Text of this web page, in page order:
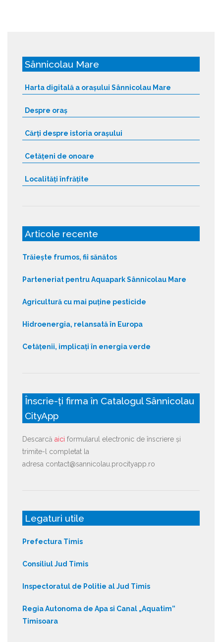
Sânnicolau Mare
Harta digitală a orașului Sânnicolau Mare
Despre oraș
Cărți despre istoria orașului
Cetățeni de onoare
Localități înfrățite
Articole recente
Trăiește frumos, fii sănătos
Parteneriat pentru Aquapark Sânnicolau Mare
Agricultură cu mai puține pesticide
Hidroenergia, relansată în Europa
Cetățenii, implicați în energia verde
Înscrie-ți firma în Catalogul Sânnicolau
CityApp
Descarcă aici formularul electronic de înscriere și
trimite-l completat la
adresa contact@sannicolau.procityapp.ro
Legaturi utile
Prefectura Timis
Consiliul Jud Timis
Inspectoratul de Politie al Jud Timis
Regia Autonoma de Apa si Canal „Aquatim”
Timisoara